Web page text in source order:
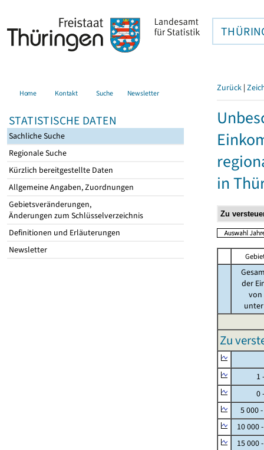
Home Kontakt Suche Newsletter
STATISTISCHE DATEN
Sachliche Suche
Regionale Suche
Kürzlich bereitgestellte Daten
Allgemeine Angaben, Zuordnungen
Gebietsveränderungen,
Änderungen zum Schlüsselverzeichnis
Definitionen und Erläuterungen
Newsletter
Zurück |
in
der
von
unter
Zu
1 -
0 -
5 000
10 000
15 000